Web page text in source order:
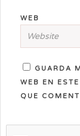
WEB
GUARDA
WEB EN
QUE